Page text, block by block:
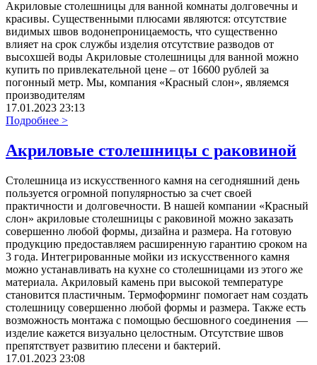
Акриловые столешницы для ванной комнаты долговечны и
красивы. Существенными плюсами являются: отсутствие
видимых швов водонепроницаемость, что существенно
влияет на срок службы изделия отсутствие разводов от
высохшей воды Акриловые столешницы для ванной можно
купить по привлекательной цене – от 16600 рублей за
погонный метр. Мы, компания «Красный слон», являемся
производителям
17.01.2023 23:13
Подробнее >
Акриловые столешницы с раковиной
Столешница из искусственного камня на сегодняшний день
пользуется огромной популярностью за счет своей
практичности и долговечности. В нашей компании «Красный
слон» акриловые столешницы с раковиной можно заказать
совершенно любой формы, дизайна и размера. На готовую
продукцию предоставляем расширенную гарантию сроком на
3 года. Интегрированные мойки из искусственного камня
можно устанавливать на кухне со столешницами из этого же
материала. Акриловый камень при высокой температуре
становится пластичным. Термоформинг помогает нам создать
столешницу совершенно любой формы и размера. Также есть
возможность монтажа с помощью бесшовного соединения —
изделие кажется визуально целостным. Отсутствие швов
препятствует развитию плесени и бактерий.
17.01.2023 23:08